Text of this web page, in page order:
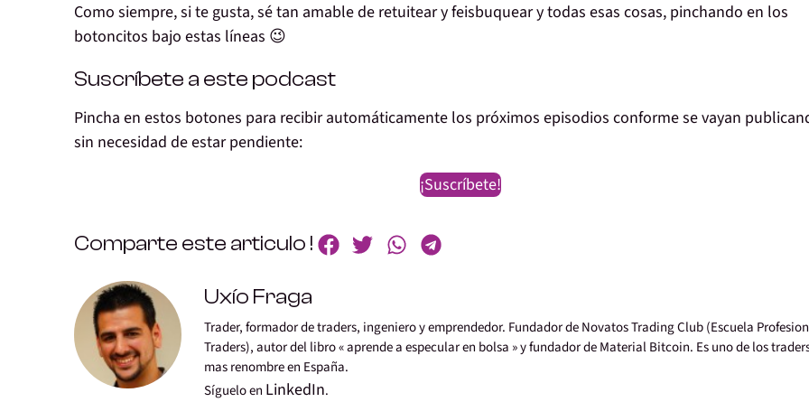
Como siempre, si te gusta,sé tan amable de retuiteary feisbuquear y todas esas cosas, pinchando en los
botoncitos bajo estas líneas 😉
Suscríbete a este podcast
Pincha en estos botones para recibir automáticamente los próximos episodios conforme se vayan
sin necesidad de estar pendiente:
¡Suscríbete!
Comparte este articulo !
Uxío Fraga
Trader, formador de traders, ingeniero y emprendedor. Fundador de Novatos Trading Club (Escuela
Traders), autor del libro « aprende a especular en bolsa » y fundador de Material Bitcoin. Es uno de los
mas renombre en España.
Síguelo en LinkedIn.